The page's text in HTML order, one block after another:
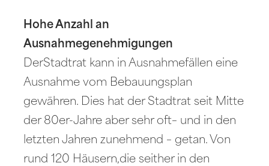
Hohe Anzahl an
Ausnahmegenehmigungen
DerStadtrat kann in Ausnahmefällen eine
Ausnahme vom Bebauungsplan
gewähren. Dies hat der Stadtrat seit Mitte
der 80er-Jahre aber sehr oft– und in den
letzten Jahren zunehmend – getan. Von
rund 120 Häusern,die seither in den